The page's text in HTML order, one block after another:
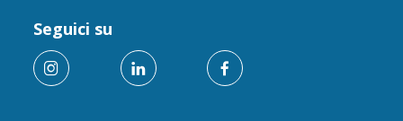
Seguici su